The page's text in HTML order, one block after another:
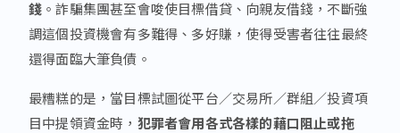
錢 。詐騙集團甚至會唆使目標借貸、向親友借錢，不斷強
調這個投資機會有多難得、多好賺，使得受害者往往最終
還得面臨大筆負債。
最糟糕的是，當目標試圖從平台／交易所／群組／投資項
目中提領資金時， 犯罪者會用各式各樣的藉口阻止或拖